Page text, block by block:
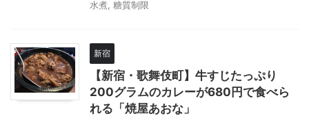
水煮 糖質制限
新宿
【新宿・歌舞伎町】牛すじたっぷり
200グラムのカレーが680円で食べら
れる「焼屋あおな」